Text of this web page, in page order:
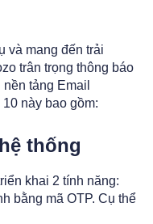
và mang đến trải
trân trọng thông báo
tảng Email
này bao gồm:
thống
khai 2 tính năng:
bằng mã OTP. Cụ thể